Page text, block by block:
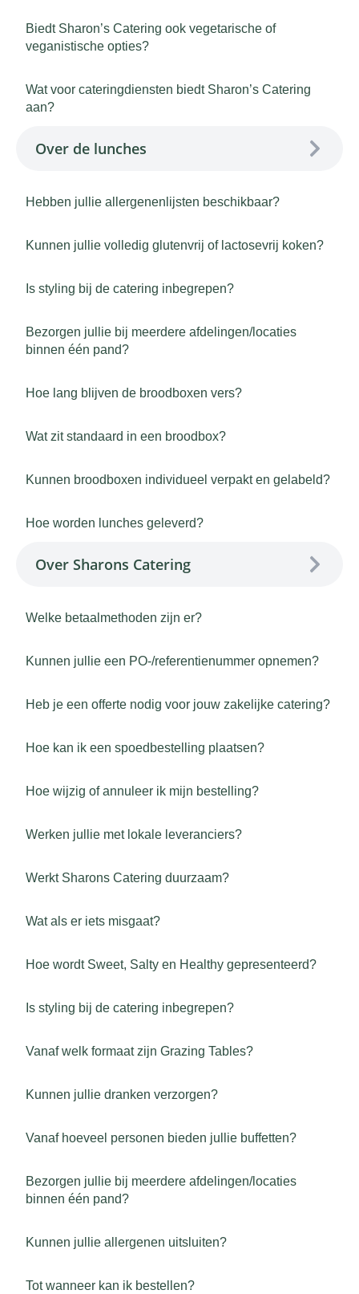
Biedt Sharon’s Catering ook vegetarische of
veganistische opties?
Wat voor cateringdiensten biedt Sharon’s Catering
aan?
Over de lunches
Hebben jullie allergenenlijsten beschikbaar?
Kunnen jullie volledig glutenvrij of lactosevrij koken?
Is styling bij de catering inbegrepen?
Bezorgen jullie bij meerdere afdelingen/locaties
binnen één pand?
Hoe lang blijven de broodboxen vers?
Wat zit standaard in een broodbox?
Kunnen broodboxen individueel verpakt en gelabeld?
Hoe worden lunches geleverd?
Over Sharons Catering
Welke betaalmethoden zijn er?
Kunnen jullie een PO-/referentienummer opnemen?
Heb je een offerte nodig voor jouw zakelijke catering?
Hoe kan ik een spoedbestelling plaatsen?
Hoe wijzig of annuleer ik mijn bestelling?
Werken jullie met lokale leveranciers?
Werkt Sharons Catering duurzaam?
Wat als er iets misgaat?
Hoe wordt Sweet, Salty en Healthy gepresenteerd?
Is styling bij de catering inbegrepen?
Vanaf welk formaat zijn Grazing Tables?
Kunnen jullie dranken verzorgen?
Vanaf hoeveel personen bieden jullie buffetten?
Bezorgen jullie bij meerdere afdelingen/locaties
binnen één pand?
Kunnen jullie allergenen uitsluiten?
Tot wanneer kan ik bestellen?